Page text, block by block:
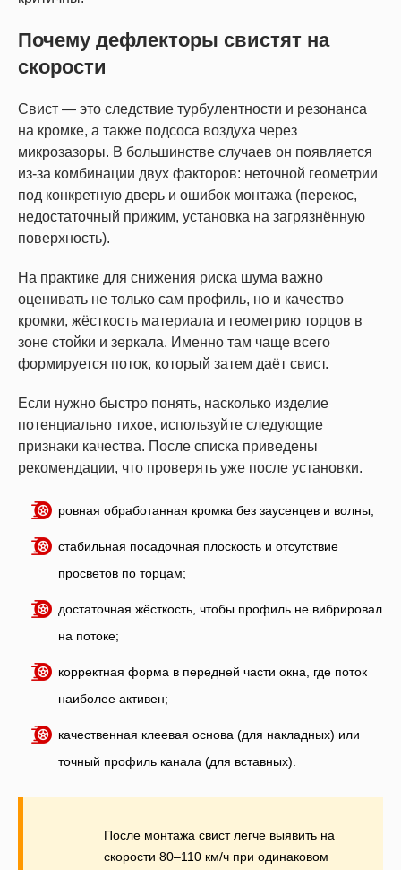
Почему дефлекторы свистят на
скорости
Свист — это следствие турбулентности и резонанса
на кромке, а также подсоса воздуха через
микрозазоры. В большинстве случаев он появляется
из-за комбинации двух факторов: неточной геометрии
под конкретную дверь и ошибок монтажа (перекос,
недостаточный прижим, установка на загрязнённую
поверхность).
На практике для снижения риска шума важно
оценивать не только сам профиль, но и качество
кромки, жёсткость материала и геометрию торцов в
зоне стойки и зеркала. Именно там чаще всего
формируется поток, который затем даёт свист.
Если нужно быстро понять, насколько изделие
потенциально тихое, используйте следующие
признаки качества. После списка приведены
рекомендации, что проверять уже после установки.
ровная обработанная кромка без заусенцев и волны;
стабильная посадочная плоскость и отсутствие
просветов по торцам;
достаточная жёсткость, чтобы профиль не вибрировал
на потоке;
корректная форма в передней части окна, где поток
наиболее активен;
качественная клеевая основа (для накладных) или
точный профиль канала (для вставных).
После монтажа свист легче выявить на
скорости 80–110 км/ч при одинаковом